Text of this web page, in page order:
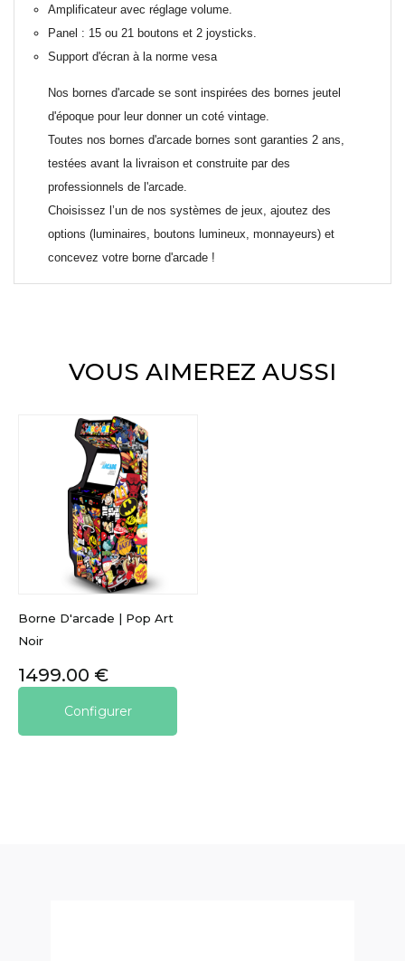
Amplificateur avec réglage volume.
Panel : 15 ou 21 boutons et 2 joysticks.
Support d'écran à la norme vesa
Nos bornes d'arcade se sont inspirées des bornes jeutel
d'époque pour leur donner un coté vintage.
Toutes nos bornes d'arcade bornes sont garanties 2 ans,
testées avant la livraison et construite par des
professionnels de l'arcade.
Choisissez l’un de nos systèmes de jeux, ajoutez des
options (luminaires, boutons lumineux, monnayeurs) et
concevez votre borne d'arcade !
VOUS AIMEREZ AUSSI
Borne D'arcade | Pop Art
Noir
Prix
1499.00 €
Configurer